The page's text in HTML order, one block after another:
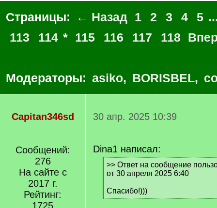
Страницы: ← Назад 1 2 3 4 5
113
114 * 115 116 117 118
Модераторы: asiko, BORISBEL,
Capitan346sd
Сообщений:
276
На сайте с
2017 г.
Рейтинг:
1725
30 апр. 2025 10:39
Dina1 написал:
[
q
>> Ответ на сообщение
от 30 апреля 2025 6:40
Спасибо!)))
[